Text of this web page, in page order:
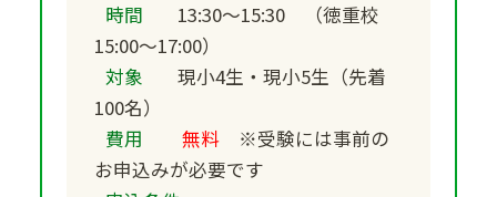
時間
13:30～15:30 （徳重校
15:00～17:00）
対象
現小4生・現小5生（先着
100名）
費用
無料
※受験には事前の
お申込みが必要です